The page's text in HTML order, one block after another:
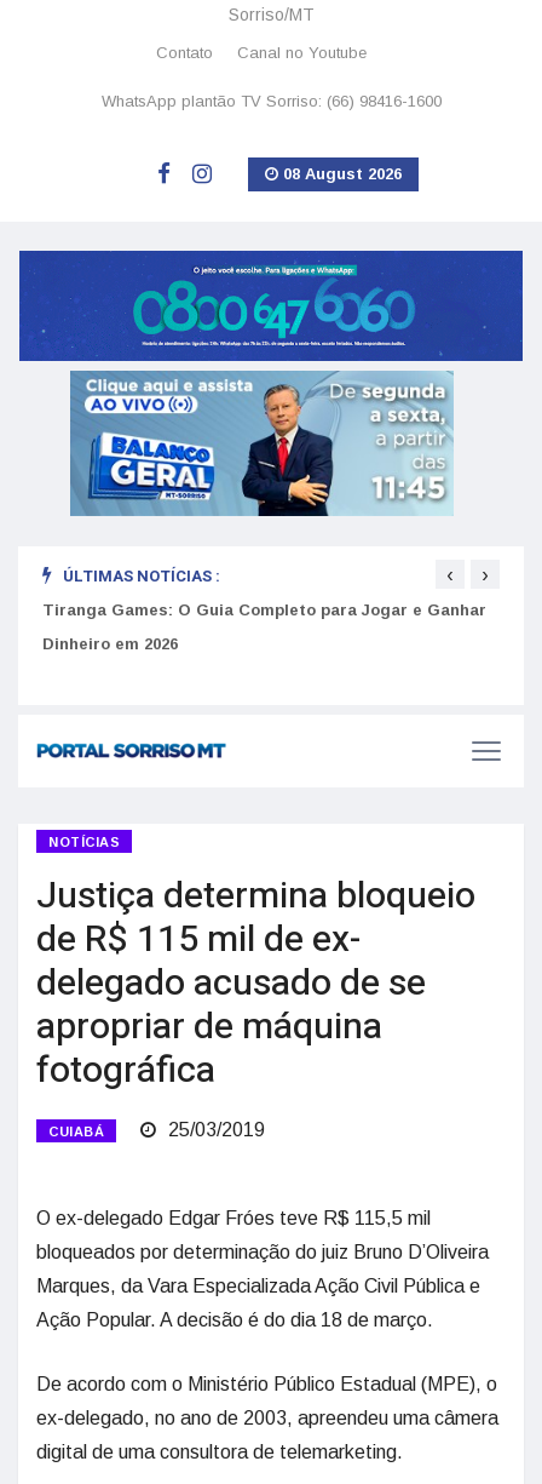
Sorriso/MT
Contato Canal no Youtube
WhatsApp plantão TV Sorriso: (66) 98416-1600
08 August 2026
ÚLTIMAS NOTÍCIAS :
Tiranga Games: O Guia Completo para Jogar e Ganhar
Dinheiro em 2026
‹ ›
NOTÍCIAS
Justiça determina bloqueio
de R$ 115 mil de ex-
delegado acusado de se
apropriar de máquina
fotográfica
CUIABÁ 25/03/2019
O ex-delegado Edgar Fróes teve R$ 115,5 mil
bloqueados por determinação do juiz Bruno D’Oliveira
Marques, da Vara Especializada Ação Civil Pública e
Ação Popular. A decisão é do dia 18 de março.
De acordo com o Ministério Público Estadual (MPE), o
ex-delegado, no ano de 2003, apreendeu uma câmera
digital de uma consultora de telemarketing.